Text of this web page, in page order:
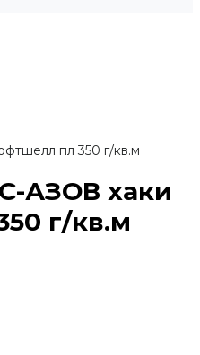
пл 350 г/кв.м
АЗОВ хаки
г/кв.м